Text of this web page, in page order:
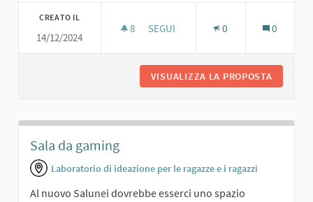
CREATO IL
14/12/2024
8 8 SOSTENITORI
SEGUI 0 0
VISUALIZZA LA PROPOSTA
Sala da gaming
Laboratorio di ideazione per le ragazze e i ragazzi
Al nuovo Salunei dovrebbe esserci uno spazio